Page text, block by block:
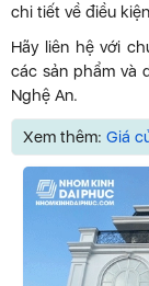
chi tiết về điều
Hãy liên hệ với
các sản phẩm và
Nghệ An.
Xem thêm: Giá